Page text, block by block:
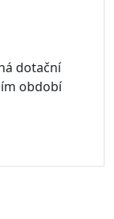
dotační
období